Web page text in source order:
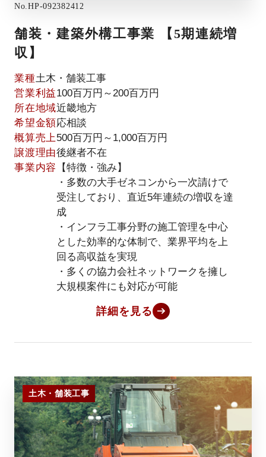
No.HP-092382412
舗装・建築外構工事業 【5期連続増
収】
業種土木・舗装工事
営業利益100百万円～200百万円
所在地域近畿地方
希望金額応相談
概算売上500百万円～1,000百万円
譲渡理由後継者不在
事業内容
【特徴・強み】
・多数の大手ゼネコンから一次請けで
受注しており、直近5年連続の増収を達
成
・インフラ工事分野の施工管理を中心
とした効率的な体制で、業界平均を上
回る高収益を実現
・多くの協力会社ネットワークを擁し
大規模案件にも対応が可能
詳細を見る
土木・舗装工事